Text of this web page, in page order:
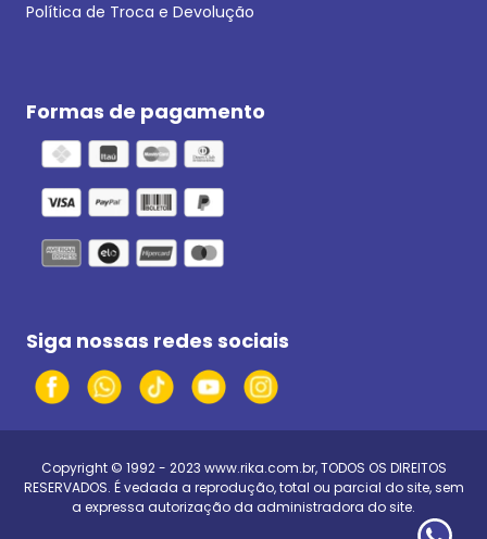
Política de Troca e Devolução
Formas de pagamento
Siga nossas redes sociais
Copyright © 1992 - 2023 www.rika.com.br, TODOS OS DIREITOS
RESERVADOS. É vedada a reprodução, total ou parcial do site, sem
a expressa autorização da administradora do site.